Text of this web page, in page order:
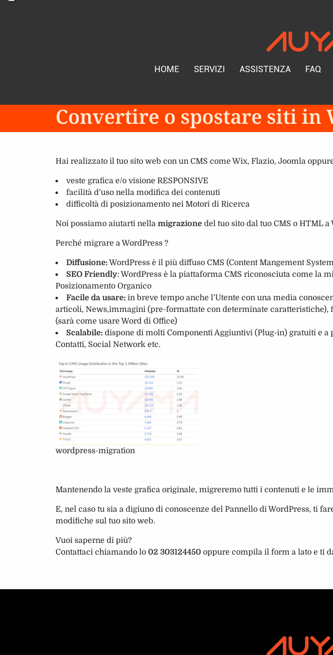
HOME SERVIZI ASSISTENZA FAQ
Convertire o spostare siti in
Hai realizzato il tuo sito web con un CMS come Wix, Flazio, Joomla
veste grafica e/o visione RESPONSIVE
facilità d’uso nella modifica dei contenuti
difficoltà di posizionamento nei Motori di Ricerca
Noi possiamo aiutarti nella migrazione del tuo sito dal tuo CMS o HTML a
Perché migrare a WordPress ?
Diffusione:WordPress è il più diffuso CMS (Content Mangement
SEO Friendly: WordPress è la piattaforma CMS riconosciuta come la
Posizionamento Organico
Facile da usare: in breve tempo anche l’Utente con una media
articoli, News,immagini (pre-formattate con determinate
(sarà come usare Word di Office)
Scalabile: dispone di molti Componenti Aggiuntivi (Plug-in) gratuiti e
Contatti, Social Network etc.
wordpress-migration
Mantenendo la veste grafica originale, migreremo tutti i contenuti e le
E, nel caso tu sia a digiuno di conoscenze del Pannello di WordPress, ti
modifiche sul tuo sito web.
Vuoi saperne di più?
Contattaci chiamando lo 02 303124450 oppure compila il form a lato e ti